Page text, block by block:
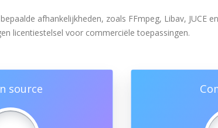
afhankelijkheden, zoals FFmpeg, Libav,
licentiestelsel voor commerciële toepassingen.
source